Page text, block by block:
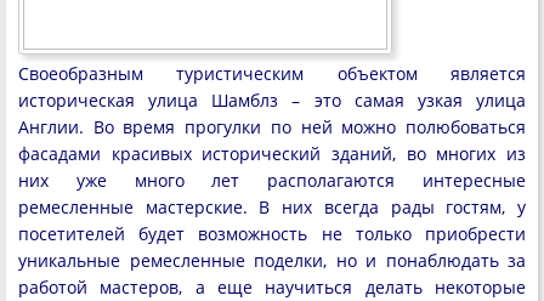
Своеобразным туристическим объектом является
историческая улица Шамблз – это самая узкая улица
Англии. Во время прогулки по ней можно полюбоваться
фасадами красивых исторический зданий, во многих из
них уже много лет располагаются интересные
ремесленные мастерские. В них всегда рады гостям, у
посетителей будет возможность не только приобрести
уникальные ремесленные поделки, но и понаблюдать за
работой мастеров, а еще научиться делать некоторые